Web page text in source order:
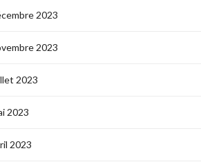
2023
2023
2023
2023
2023